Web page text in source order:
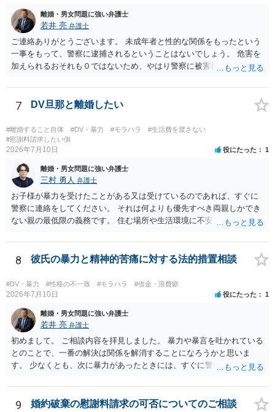
離婚・男女問題に強い弁護士
若井 亮 弁護士
ご連絡ありがとうございます。 未成年者と性的な関係をもったという
一事をもって、警察に逮捕されるということはないでしょう。 危害を
加えられるおそれも０ではないため、やはり警察に被害相談するべき
7 DV旦那と離婚したい
#離婚すること自体 #DV・暴力 #モラハラ
#生活費を渡さない
#慰謝料請求したい側
2026年7月10日 役にたった 1
離婚・男女問題に強い弁護士
三村 勇人 弁護士
お子様が暴力を受けたことがある又は受けているのであれば、すぐに
警察に連絡をしてください。 それは何よりも優先すべき両親しかでき
ない親の最低限の義務です。 住む場所や生活環境に不安があるようで
場所を特定されないような措置も行っていただけます。 また、日本で
は離婚が認められにくいですが、暴力がある場合には、すぐに認めら
れます。 暴力を受けた際に、警察を呼んでください。その証拠だけで
十分です。それ以外は必要ありません。 なお、現在暴力を受けていな
いのであれば、暴力を待つ必要はありません。 夜逃げが可能なのであ
れば、すぐにしてください。 別居期間が２年を超えれば離婚できます
し、婚姻費用は年収が高い方が低いほうに支払う義務ですから婚姻費
用をいただける可能性もあります。 不明点が多々あると思います。弁
護士でなくともよいので、警察などにも相談をしてみてください。
8 彼氏の暴力と精神的苦痛に対する法的措置相談
#DV・暴力 #性格の不一致 #モラハラ #借金・浪費癖
2026年7月10日 役にたった 1
離婚・男女問題に強い弁護士
若井 亮 弁護士
初めまして。 ご相談内容を拝見しました。 暴力や暴言を吐かれている
とのことで、一番の解決は関係を解消することになろうかと思いま
す。 少なくとも、次に暴力があったときには、すぐに警察に通報する
きますが、法的に拘束するものではなく、突発的な攻撃を防げるもの
ではありません。 ご自身の身の安全を確保することを第一とするよう
9 婚約破棄の慰謝料請求の可否についてのご相談